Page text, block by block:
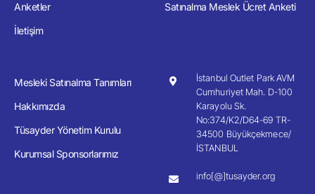
Anketler
İletişim
Satınalma Meslek Ücret Anketi
Mesleki Satınalma Tanımları
Hakkımızda
Tüsayder Yönetim Kurulu
Kurumsal Sponsorlarımız
İstanbul Outlet Park AVM
Cumhuriyet Mah. D-100
Karayolu Sk.
No:374/K2/D64-69 TR-
34500 Büyükçekmece/
İSTANBUL
info[@]tusayder.org